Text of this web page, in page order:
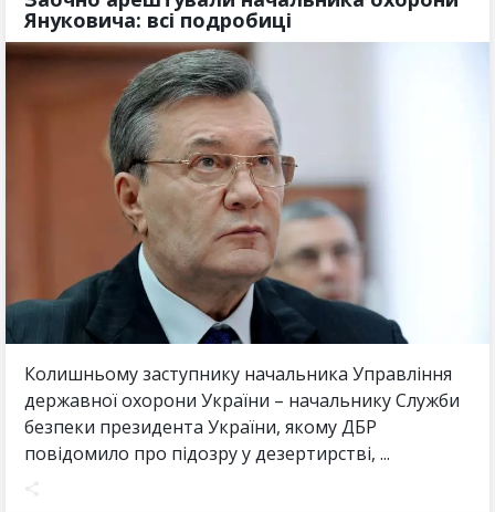
Януковича: всі подробиці
Колишньому заступнику начальника Управління
державної охорони України – начальнику Служби
безпеки президента України, якому ДБР
повідомило про підозру у дезертирстві, ...